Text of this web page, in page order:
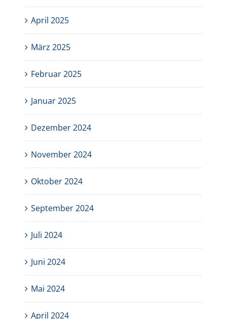
April 2025
März 2025
Februar 2025
Januar 2025
Dezember 2024
November 2024
Oktober 2024
September 2024
Juli 2024
Juni 2024
Mai 2024
April 2024